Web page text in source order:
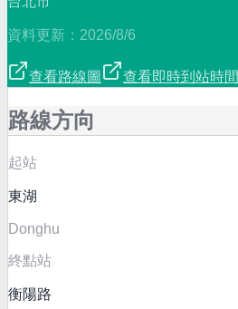
資料更新： 2026/8/6
查看路線圖 查看即時到站時間
路線方向
起站
東湖
Donghu
終點站
衡陽路